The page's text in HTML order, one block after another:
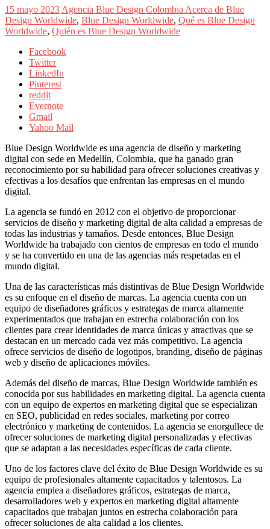
Medios
de
la
Blue
Design
Colombia
filiales
América
|
Una
mirada
estratégica
y
del
Marketing
en
LATAM
|
Bitácora
social
de
Mercadeo
Interactivo,
Medios,
Publicidad,
Marketing,
Campañas
Publicitarias,
Agencias,
Empresas,
Negocios,
Tendencias,
Trendings,
Dinero,
Economía,
Diseño
Web,
Móviles,
Estrategias
Digitales,
Estrategias
Publicitarias,
15 mayo 2023 Agencia Blue Design Colombia Acerca de Blue
Design Worldwide, Blue Design Worldwide, Qué es Blue Design
Worldwide, Quién es Blue Design Worldwide
Facebook
Twitter
LinkedIn
Pinterest
reddit
Evernote
Gmail
Yahoo Mail
Blue Design Worldwide es una agencia de diseño y marketing
digital con sede en Medellín, Colombia, que ha ganado gran
reconocimiento por su habilidad para ofrecer soluciones creativas y
efectivas a los desafíos que enfrentan las empresas en el mundo
digital.
La agencia se fundó en 2012 con el objetivo de proporcionar
servicios de diseño y marketing digital de alta calidad a empresas de
todas las industrias y tamaños. Desde entonces, Blue Design
Worldwide ha trabajado con cientos de empresas en todo el mundo
y se ha convertido en una de las agencias más respetadas en el
mundo digital.
Una de las características más distintivas de Blue Design Worldwide
es su enfoque en el diseño de marcas. La agencia cuenta con un
equipo de diseñadores gráficos y estrategas de marca altamente
experimentados que trabajan en estrecha colaboración con los
clientes para crear identidades de marca únicas y atractivas que se
destacan en un mercado cada vez más competitivo. La agencia
ofrece servicios de diseño de logotipos, branding, diseño de páginas
web y diseño de aplicaciones móviles.
Además del diseño de marcas, Blue Design Worldwide también es
conocida por sus habilidades en marketing digital. La agencia cuenta
con un equipo de expertos en marketing digital que se especializan
en SEO, publicidad en redes sociales, marketing por correo
electrónico y marketing de contenidos. La agencia se enorgullece de
ofrecer soluciones de marketing digital personalizadas y efectivas
que se adaptan a las necesidades específicas de cada cliente.
Uno de los factores clave del éxito de Blue Design Worldwide es su
equipo de profesionales altamente capacitados y talentosos. La
agencia emplea a diseñadores gráficos, estrategas de marca,
desarrolladores web y expertos en marketing digital altamente
capacitados que trabajan juntos en estrecha colaboración para
ofrecer soluciones de alta calidad a los clientes.